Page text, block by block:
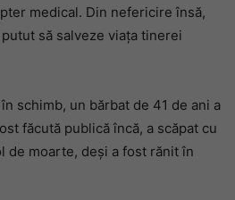
medical. Din nefericire însă,
să salveze viața tinerei
schimb, un bărbat de 41 de ani a
făcută publică încă, a scăpat cu
de moarte, deși a fost rănit în